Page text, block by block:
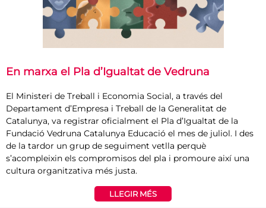
En marxa el Pla d’Igualtat de Vedruna
El Ministeri de Treball i Economia Social, a través del
Departament d’Empresa i Treball de la Generalitat de
Catalunya, va registrar oficialment el Pla d’Igualtat de la
Fundació Vedruna Catalunya Educació el mes de juliol. I des
de la tardor un grup de seguiment vetlla perquè
s’acompleixin els compromisos del pla i promoure així una
cultura organitzativa més justa.
LLEGIR MÉS